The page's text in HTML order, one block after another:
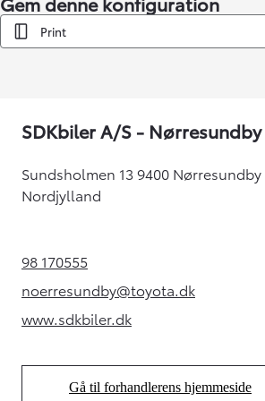
Print
SDKbiler A/S - Nørresundby
Sundsholmen 13 9400 Nørresundby
Nordjylland
98 170555(Opens in new tab)
noerresundby@toyota.dk
(Opens in new tab)
www.sdkbiler.dk(Opens in new tab)
Gå til forhandlerens hjemmeside
(Opens in new tab)